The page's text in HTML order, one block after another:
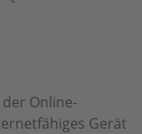
Online-
Gerät